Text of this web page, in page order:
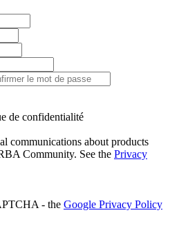
de confidentialité
communications about products
Community. See the Privacy
- the Google Privacy Policy